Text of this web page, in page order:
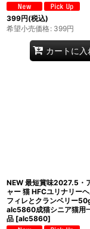
399円(税込)
希望小売価格: 399円
カートに入
NEW 最短賞味2027.5・
ャー 猫 HFCユリナリー
フィレとクランベリー
alc5860成猫シニア猫用
品 [alc5860]